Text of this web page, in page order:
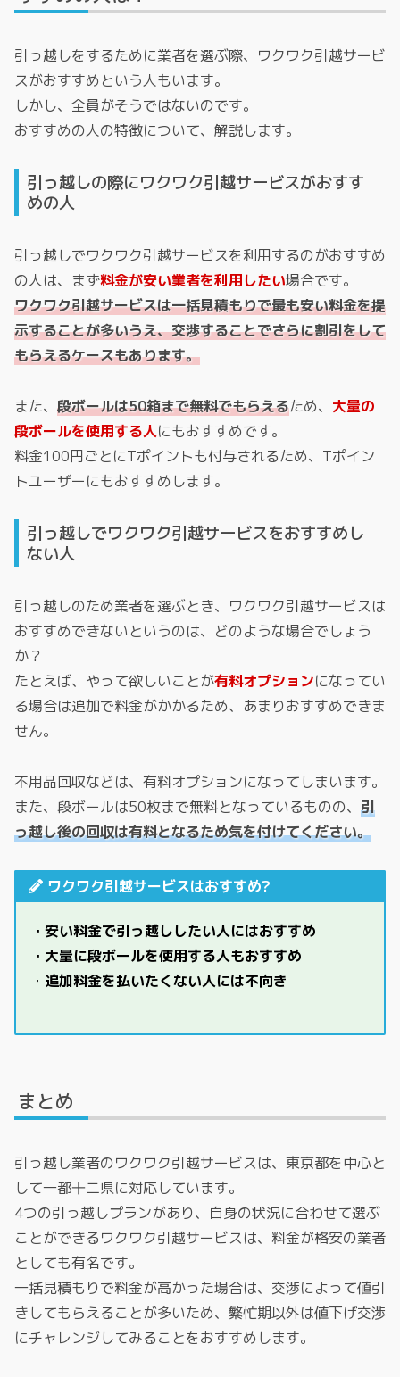
引っ越しをするために業者を選ぶ際、ワクワク引越サービ
スがおすすめという人もいます。
しかし、全員がそうではないのです。
おすすめの人の特徴について、解説します。
引っ越しの際にワクワク引越サービスがおすす
めの人
引っ越しでワクワク引越サービスを利用するのがおすすめ
の人は、まず料金が安い業者を利用したい場合です。
ワクワク引越サービスは一括見積もりで最も安い料金を提
示することが多いうえ、交渉することでさらに割引をして
もらえるケースもあります。
また、 段ボールは50箱まで無料でもらえるため、 大量の
段ボールを使用する人にもおすすめです。
料金100円ごとにTポイントも付与されるため、Tポイン
トユーザーにもおすすめします。
引っ越しでワクワク引越サービスをおすすめし
ない人
引っ越しのため業者を選ぶとき、ワクワク引越サービスは
おすすめできないというのは、どのような場合でしょう
か？
たとえば、やって欲しいことが有料オプションになってい
る場合は追加で料金がかかるため、あまりおすすめできま
せん。
不用品回収などは、有料オプションになってしまいます。
また、段ボールは50枚まで無料となっているものの、 引
っ越し後の回収は有料となるため気を付けてください。
ワクワク引越サービスはおすすめ?
・安い料金で引っ越ししたい人にはおすすめ
・大量に段ボールを使用する人もおすすめ
・ 追加料金を払いたくない人には不向き
まとめ
引っ越し業者のワクワク引越サービスは、東京都を中心と
して一都十二県に対応しています。
4つの引っ越しプランがあり、自身の状況に合わせて選ぶ
ことができるワクワク引越サービスは、料金が格安の業者
としても有名です。
一括見積もりで料金が高かった場合は、交渉によって値引
きしてもらえることが多いため、繁忙期以外は値下げ交渉
にチャレンジしてみることをおすすめします。